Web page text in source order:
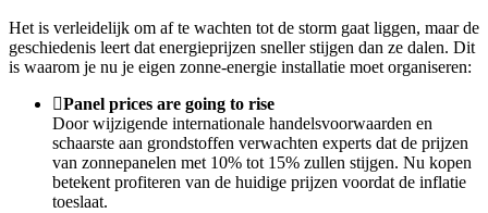
Het is verleidelijk om af te wachten tot de storm gaat liggen, maar de
geschiedenis leert dat energieprijzen sneller stijgen dan ze dalen. Dit
is waarom je nu je eigen zonne-energie installatie moet organiseren:
Panel prices are going to rise
Door wijzigende internationale handelsvoorwaarden en
schaarste aan grondstoffen verwachten experts dat de prijzen
van zonnepanelen met 10% tot 15% zullen stijgen. Nu kopen
betekent profiteren van de huidige prijzen voordat de inflatie
toeslaat.